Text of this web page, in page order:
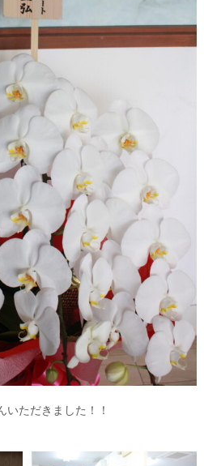
いただきました！！